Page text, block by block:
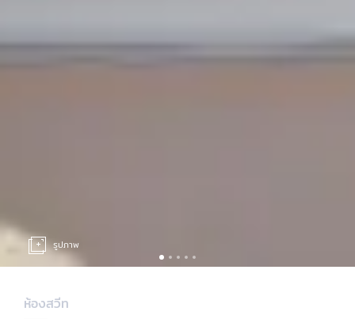
ห้องสวีท
รูปภาพ